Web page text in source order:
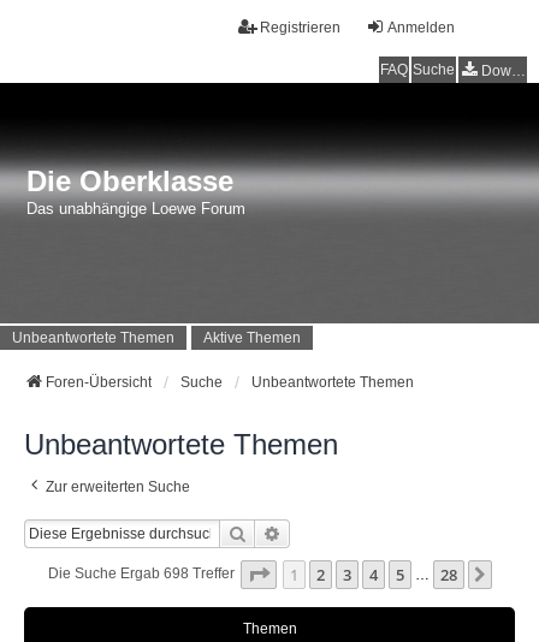
Anmelden
Registrieren
FAQ Suche Downloads
Die Oberklasse
Das unabhängige Loewe Forum
Unbeantwortete Themen Aktive Themen
Foren-Übersicht Suche Unbeantwortete Themen
Unbeantwortete Themen
Zur erweiterten Suche
Suche
Die Suche Ergab 698 Treffer Seite 1Von 28
1 2 3 4 5 … 28
Themen